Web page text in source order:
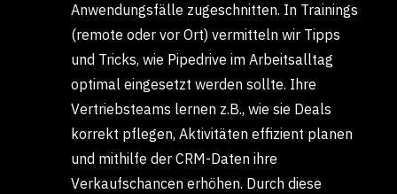
Anwendungsfälle zugeschnitten. In Trainings
(remote oder vor Ort) vermitteln wir Tipps
und Tricks, wie Pipedrive im Arbeitsalltag
optimal eingesetzt werden sollte. Ihre
Vertriebsteams lernen z.B., wie sie Deals
korrekt pflegen, Aktivitäten effizient planen
und mithilfe der CRM-Daten ihre
Verkaufschancen erhöhen. Durch diese